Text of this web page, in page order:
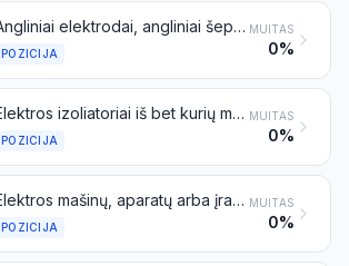
Angliniai elektrodai, angliniai šepetėliai, lempų angliukai, baterijų angliukai ir kiti grafito arba kiti anglies gaminiai, turintys metalo arba jo neturintys, naudojami elektrotechnikoje
POZICIJA
MUITAS
0%
Elektros izoliatoriai iš bet kurių medžiagų
POZICIJA
MUITAS
0%
Elektros mašinų, aparatų arba įrangos izoliaciniai įtaisai, išskyrus izoliatorius, priskiriamus 8546 pozicijai, pagaminti vien tik iš izoliacinių medžiagų, neįskaitant smulkių metalinių detalių (pavyzdžiui, lizdų su sriegiais), įdėtų formavimo metu ir skirtų tik dirbiniui surinkti; elektros grandinių izoliaciniai vamzdeliai ir jų jungtys, pagaminti iš netauriųjų metalų, padengtų izoliacinėmis medžiagomis
POZICIJA
MUITAS
0%